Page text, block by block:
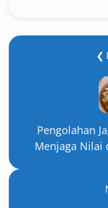
❮
Pengolahan
Menjaga Nilai